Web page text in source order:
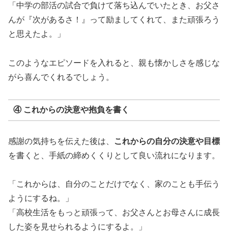
「中学の部活の試合で負けて落ち込んでいたとき、お父さ
んが『次があるさ！』って励ましてくれて、また頑張ろう
と思えたよ。」
このようなエピソードを入れると、親も懐かしさを感じな
がら喜んでくれるでしょう。
④ これからの決意や抱負を書く
感謝の気持ちを伝えた後は、
これからの自分の決意や目標
を書くと、手紙の締めくくりとして良い流れになります。
「これからは、自分のことだけでなく、家のことも手伝う
ようにするね。」
「高校生活をもっと頑張って、お父さんとお母さんに成長
した姿を見せられるようにするよ。」